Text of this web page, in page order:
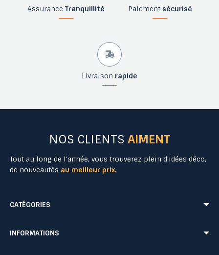
Assurance Tranquillité Paiement sécurisé
Livraison rapide
NOS CLIENTS AIMENT
Tout au long de l'année, vous trouverez plein d'idées déco,
de nouveautés au meilleur prix.
CATÉGORIES
INFORMATIONS